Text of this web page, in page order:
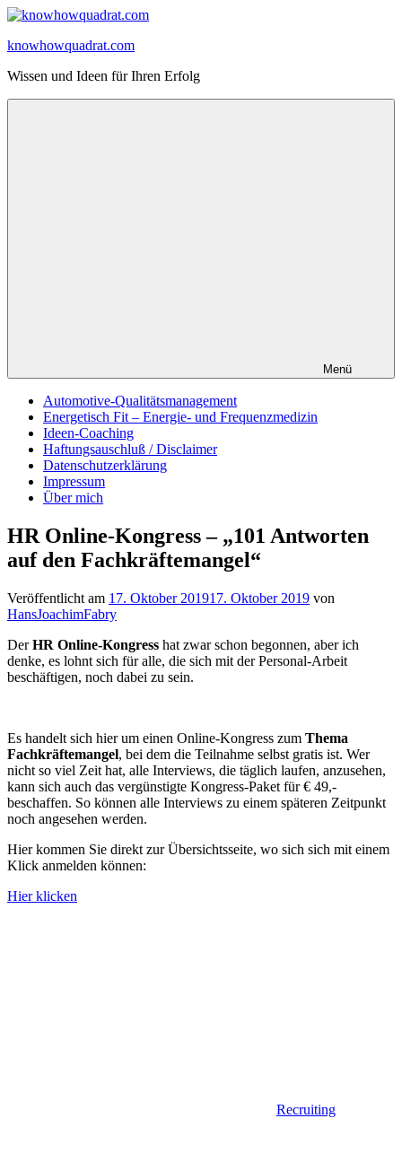
Zum
springen
knowhowquadrat.com
Wissen und Ideen für Ihren Erfolg
Menü
Automotive-Qualitätsmanagement
Energetisch Fit – Energie- und Frequenzmedizin
Ideen-Coaching
Haftungsauschluß / Disclaimer
Datenschutzerklärung
Impressum
Über mich
HR Online-Kongress – „101 Antworten
auf den Fachkräftemangel“
Veröffentlicht am 17. Oktober 201917. Oktober 2019 von
HansJoachimFabry
DerHR Online-Kongress hat zwar schon begonnen, aber ich
denke, es lohnt sich für alle, die sich mit der Personal-Arbeit
beschäftigen, noch dabei zu sein.
Es handelt sich hier um einen Online-Kongress zum Thema
Fachkräftemangel, bei dem die Teilnahme selbst gratis ist. Wer
nicht so viel Zeit hat, alle Interviews, die täglich laufen, anzusehen,
kann sich auch das vergünstigte Kongress-Paket für € 49,-
beschaffen. So können alle Interviews zu einem späteren Zeitpunkt
noch angesehen werden.
Hier kommen Sie direkt zur Übersichtsseite, wo sich sich mit einem
Klick anmelden können:
Hier klicken
Recruiting